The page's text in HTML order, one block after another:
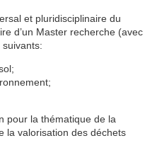
et pluridisciplinaire du
d’un Master recherche (avec
suivants:
pour la thématique de la
la valorisation des déchets